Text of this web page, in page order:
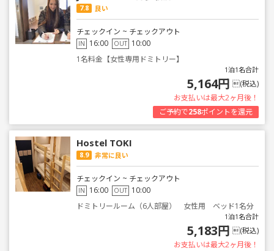
7.8 良い
チェックイン ~ チェックアウト
IN 16:00 OUT 10:00
1名料金【女性専用ドミトリー】
1泊1名合計
5,164円 (税込)
お支払いは最大2ヶ月後！
ご予約で258ポイントを還元
Hostel TOKI
8.9 非常に良い
チェックイン ~ チェックアウト
IN 16:00 OUT 10:00
ドミトリールーム（6人部屋） 女性用 ベッド1名分
1泊1名合計
5,183円 (税込)
お支払いは最大2ヶ月後！